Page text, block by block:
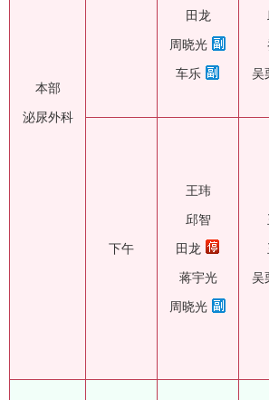
本部
泌尿外科
田龙
周晓光
车乐
吴
下午
王玮
邱智
田龙
蒋宇光
周晓光
吴